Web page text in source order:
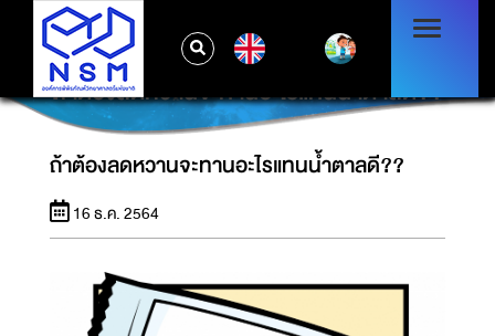
ถ้าต้องลดหวานจะทานอะไรแทนน้ำตาลดี??
ถ้าต้องลดหวานจะทานอะไรแทนน้ำตาลดี??
16 ธ.ค. 2564